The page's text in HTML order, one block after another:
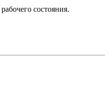
состояния.